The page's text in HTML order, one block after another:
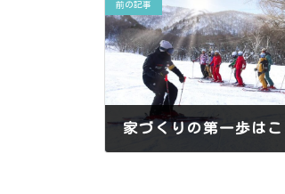
前の記事
2022年9月29日